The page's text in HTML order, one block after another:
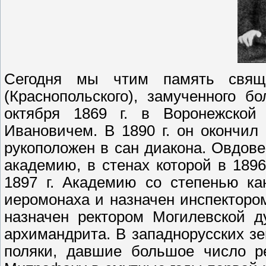
Сегодня мы чтим память
(Краснопольского), замученного
октября 1869 г. в
Ивановичем. В 1890 г. он
рукоположен в сан диакона.
академию, в стенах которой в
1897 г. Академию со степенью
иеромонаха и назначен
назначен ректором Могилевской
архимандрита. В западнорусских
поляки, давшие большое число